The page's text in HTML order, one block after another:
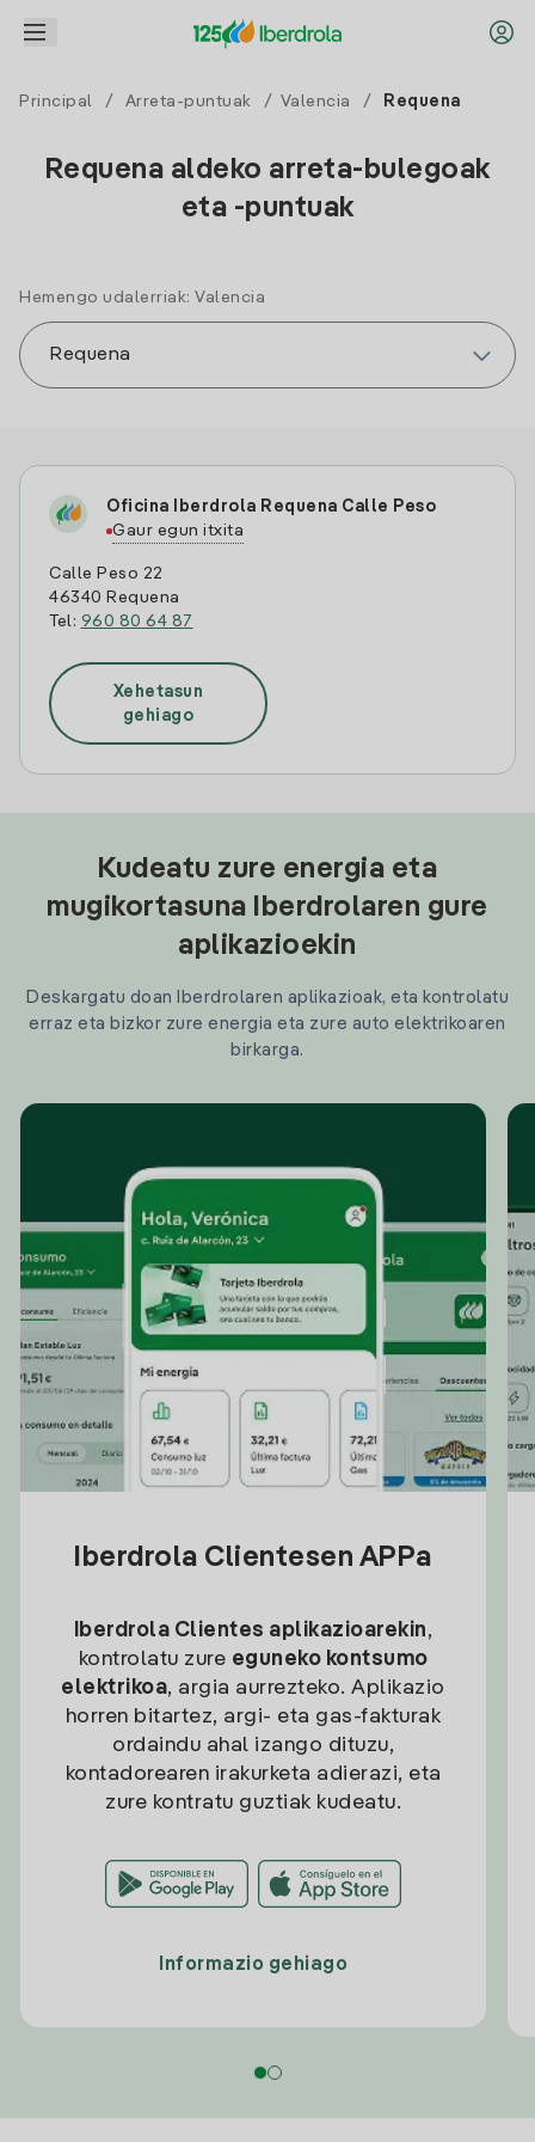
Principal / Arreta-puntuak / Valencia / Requena
Requena aldeko arreta-bulegoak
eta -puntuak
Hemengo udalerriak: Valencia
Oficina Iberdrola Requena Calle Peso
Gaur egun itxita
Calle Peso 22
46340 Requena
Tel: 960 80 64 87
Xehetasun
gehiago
Kudeatu zure energia eta
mugikortasuna Iberdrolaren gure
aplikazioekin
Deskargatu doan Iberdrolaren aplikazioak, eta kontrolatu
erraz eta bizkor zure energia eta zure auto elektrikoaren
birkarga.
Iberdrola Clientesen APPa
Iberdrola Clientes aplikazioarekin,
kontrolatu zure eguneko kontsumo
elektrikoa, argia aurrezteko. Aplikazio
horren bitartez, argi- eta gas-fakturak
ordaindu ahal izango dituzu,
kontadorearen irakurketa adierazi, eta
zure kontratu guztiak kudeatu.
Informazio gehiago